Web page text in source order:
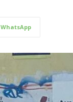
WhatsApp